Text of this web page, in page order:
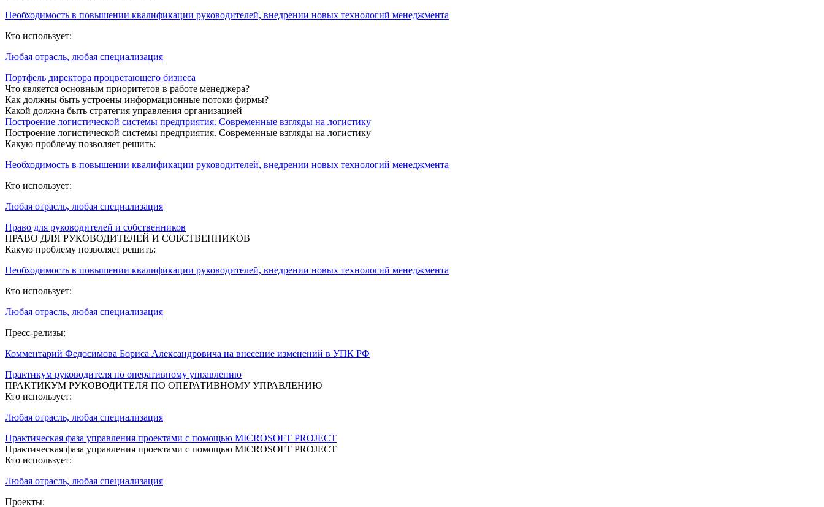
Необходимость в повышении квалификации руководителей, внедрении новых технологий менеджмента
Кто использует:
Любая отрасль, любая специализация
Портфель директора процветающего бизнеса
Что является основным приоритетов в работе менеджера?
Как должны быть устроены информационные потоки фирмы?
Какой должна быть стратегия управления организацией
Построение логистической системы предприятия. Современные взгляды на логистику
Построение логистической системы предприятия. Современные взгляды на логистику
Какую проблему позволяет решить:
Необходимость в повышении квалификации руководителей, внедрении новых технологий менеджмента
Кто использует:
Любая отрасль, любая специализация
Право для руководителей и собственников
ПРАВО ДЛЯ РУКОВОДИТЕЛЕЙ И СОБСТВЕННИКОВ
Какую проблему позволяет решить:
Необходимость в повышении квалификации руководителей, внедрении новых технологий менеджмента
Кто использует:
Любая отрасль, любая специализация
Пресс-релизы:
Комментарий Федосимова Бориса Александровича на внесение изменений в УПК РФ
Практикум руководителя по оперативному управлению
ПРАКТИКУМ РУКОВОДИТЕЛЯ ПО ОПЕРАТИВНОМУ УПРАВЛЕНИЮ
Кто использует:
Любая отрасль, любая специализация
Практическая фаза управления проектами с помощью MICROSOFT PROJECT
Практическая фаза управления проектами с помощью MICROSOFT PROJECT
Кто использует:
Любая отрасль, любая специализация
Проекты: